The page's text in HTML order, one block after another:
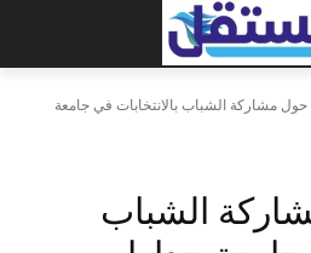
حول مشاركة الشباب بالانتخابات في جامعة
الشباب